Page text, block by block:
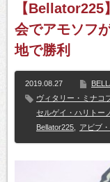
【
会でアモソフ
地で勝利
2019.08.27
ヴィタリー・ミナコ
セルゲイ・ハリトー
Bellator225
アビブ